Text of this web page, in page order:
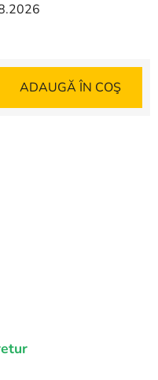
ADAUGĂ ÎN COŞ